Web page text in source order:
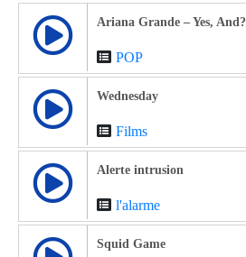
Ariana Grande – Yes, And?
POP
Wednesday
Films
Alerte intrusion
l'alarme
Squid Game